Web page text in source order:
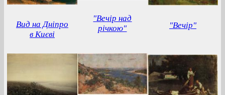
Вид на Дніпро
в Києві
"Вечір над
річкою"
"Вечір"